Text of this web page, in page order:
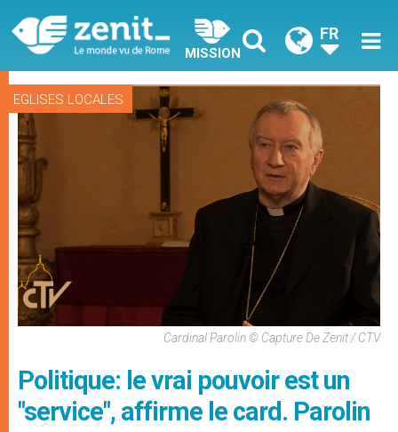
MISSION
FR
EGLISES LOCALES
Cardinal Parolin © Capture De Zenit / CTV
Politique: le vrai pouvoir est un
"service", affirme le card. Parolin